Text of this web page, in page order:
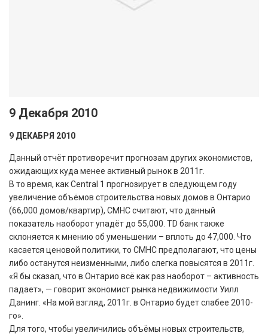
9 Декабря 2010
9 ДЕКАБРЯ 2010
Данный отчёт противоречит прогнозам других экономистов,
ожидающих куда менее активный рынок в 2011г.
В то время, как Central 1 прогнозирует в следующем году
увеличение объёмов строительства новых домов в Онтарио
(66,000 домов/квартир), СМНС считают, что данный
показатель наоборот упадёт до 55,000. TD банк также
склоняется к мнению об уменьшении – вплоть до 47,000. Что
касается ценовой политики, то СМНС предполагают, что цены
либо останутся неизменными, либо слегка повысятся в 2011г.
«Я бы сказал, что в Онтарио всё как раз наоборот – активность
падает», — говорит экономист рынка недвижимости Уилл
Данинг. «На мой взгляд, 2011г. в Онтарио будет слабее 2010-
го».
Для того, чтобы увеличились объёмы новых строительств,